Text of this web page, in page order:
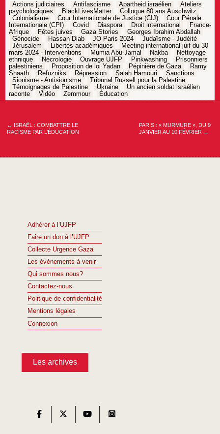
Actions judiciaires Antifascisme Apartheid israélien
Ateliers
psychologiques
BlackLivesMatter
Colloque 80 ans Auschwitz
Colonialisme
Cour Internationale de Justice (CIJ)
Cour Pénale
Internationale (CPI)
Covid Diaspora Droit international
France-
Afrique
Fêtes juives Gaza Stories
Georges Ibrahim Abdallah
Génocide
Hassan Diab JO Paris 2024
Judaïsme - Judéité
Jérusalem
Libertés académiques
Meeting international juif du 30
mars 2024 - Interventions
Mumia Abu-Jamal Nakba
Nettoyage
ethnique
Nécrologie Ouvrage UJFP Pinkwashing
Prisonniers
palestiniens
Proposition de loi Yadan Pépinière de Gaza
Ramy
Shaath
Refuzniks Répression Salah Hamouri
Sanctions
Sionisme - Antisionisme
Tribunal Russell pour la Palestine
Témoignages de Palestine
Ukraine
Un ancien soldat israélien
raconte
Vidéo Zemmour Éducation
Navigation
← ISRAËL : COMBATTRE LE
RACISME PAR L’ÉDUCATION
PARIS : « MURMURE », DU 9
JANVIER AU 10 FÉVRIER →
Adhérer à l’UJFP
Faire un don à l’UJFP
Collecte Urgence Gaza
Les événements à venir
Qui sommes nous?
Contactez-nous
Politique de confidentialité
Mentions légales
Connexion
Les archives